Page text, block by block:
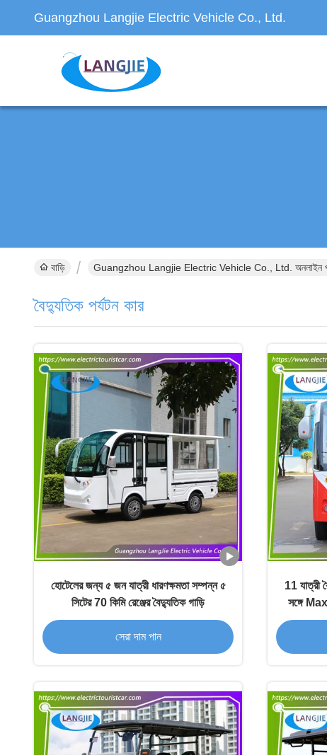
Guangzhou Langjie Electric Vehicle Co., Ltd.
বাড়ি Guangzhou Langjie Electric Vehicle Co., Ltd. অনলাইন
বৈদ্যুতিক পর্যটন কার
হোটেলের জন্য ৫ জন যাত্রী ধারণক্ষমতা সম্পন্ন ৫
সিটের 70 কিমি রেঞ্জের বৈদ্যুতিক গাড়ি
সেরা দাম পান
11 যাত্রী
সঙ্গে